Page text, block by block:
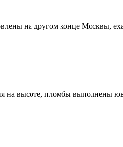
на другом конце Москвы,
на высоте, пломбы выполнены